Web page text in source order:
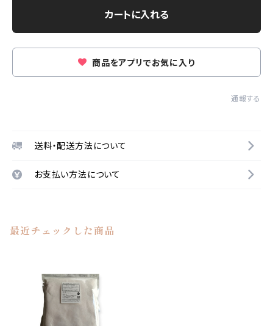
カートに入れる
商品をアプリでお気に入り
通報する
送料・配送方法について
お支払い方法について
最近チェックした商品